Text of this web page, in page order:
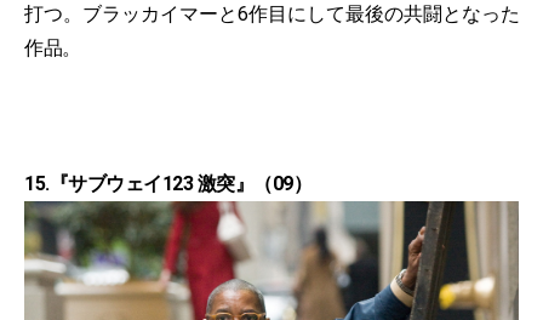
打つ。ブラッカイマーと6作目にして最後の共闘となった
作品。
15.『サブウェイ123 激突』（09）